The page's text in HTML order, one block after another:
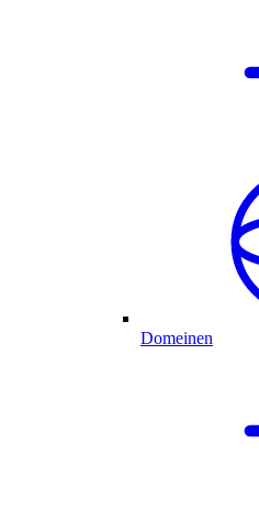
Domeinen